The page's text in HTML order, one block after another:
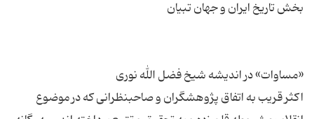
اکثر قریب به اتفاق پژوهشگران و صاحبنظرانی که در موضوع